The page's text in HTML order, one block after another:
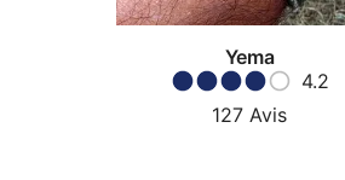
Yema
4.2
127 Avis